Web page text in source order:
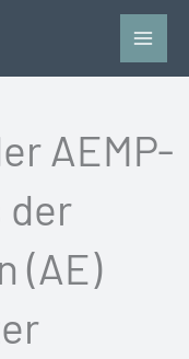
AEMP-
der
(AE)